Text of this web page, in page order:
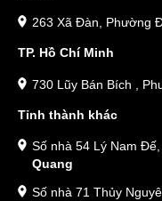
263 Xã Đàn, Phường
TP. Hồ Chí Minh
730 Lũy Bán Bích ,
Tỉnh thành khác
Số nhà 54 Lý Nam
Quang
Số nhà 71 Thủy